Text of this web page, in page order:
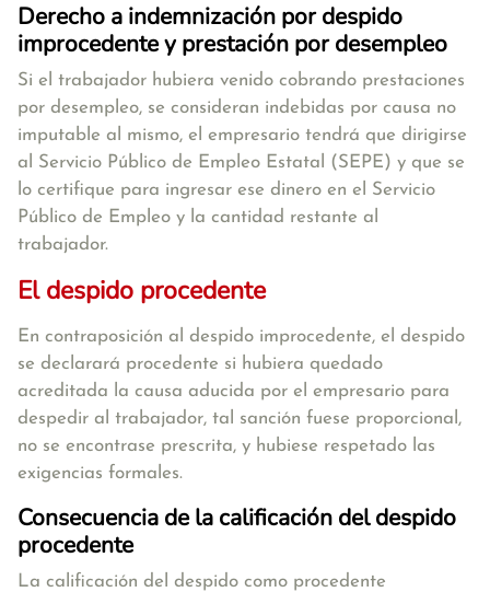
Derecho a indemnización por despido
improcedente y prestación por desempleo
Si el trabajador hubiera venido cobrando prestaciones
por desempleo, se consideran indebidas por causa no
imputable al mismo, el empresario tendrá que dirigirse
al Servicio Público de Empleo Estatal (SEPE) y que se
lo certifique para ingresar ese dinero en el Servicio
Público de Empleo y la cantidad restante al
trabajador.
El despido procedente
En contraposición al despido improcedente, el despido
se declarará procedente si hubiera quedado
acreditada la causa aducida por el empresario para
despedir al trabajador, tal sanción fuese proporcional,
no se encontrase prescrita, y hubiese respetado las
exigencias formales.
Consecuencia de la calificación del despido
procedente
La calificación del despido como procedente